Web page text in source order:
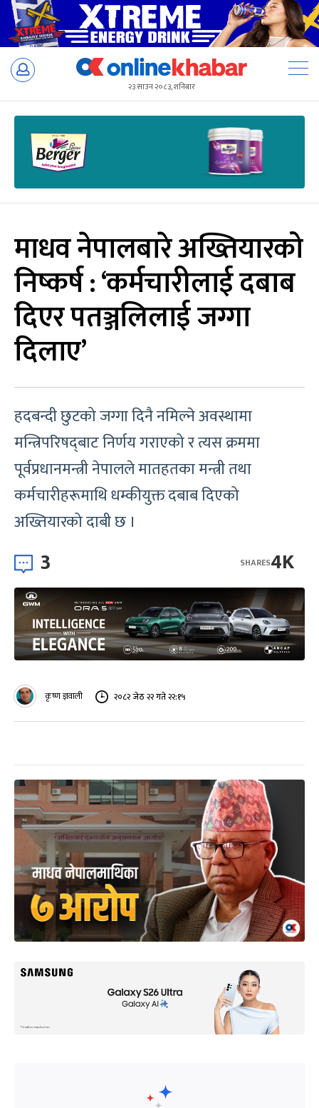
Skip
२३ साउन २०८३, शनिबार
माधव नेपालबारे अख्तियारको
निष्कर्ष : ‘कर्मचारीलाई दबाब
दिएर पतञ्जलिलाई जग्गा
दिलाए’
हदबन्दी छुटको जग्गा दिनै नमिल्ने अवस्थामा
मन्त्रिपरिषद्‌बाट निर्णय गराएको र त्यस क्रममा
पूर्वप्रधानमन्त्री नेपालले मातहतका मन्त्री तथा
कर्मचारीहरूमाथि धम्कीयुक्त दबाब दिएको
अख्तियारको दाबी छ ।
3 4K
SHARES
कृष्ण ज्ञवाली २०८२ जेठ २२ गते २२:१५